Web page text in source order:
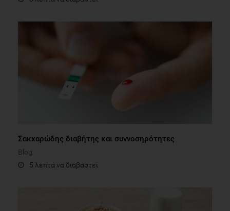
Σακχαρώδης διαβήτης και συννοσηρότητες
Blog
5 λεπτά να διαβαστεί